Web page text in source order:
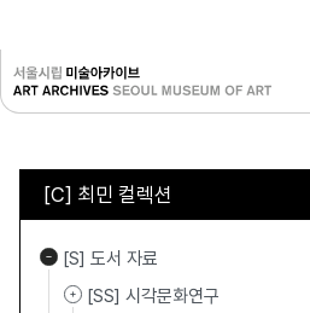
[C] 최민 컬렉션
[S] 도서 자료
[SS] 시각문화연구